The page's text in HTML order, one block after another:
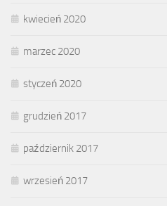
kwiecień 2020
marzec 2020
styczeń 2020
grudzień 2017
październik 2017
wrzesień 2017